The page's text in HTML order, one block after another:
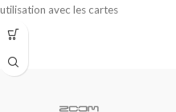
utilisation avec les cartes
mémoire